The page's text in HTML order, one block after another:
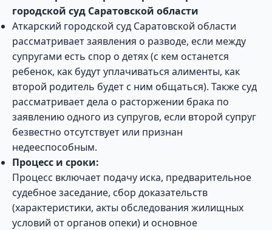
городской суд Саратовской области
Аткарский городской суд Саратовской области
рассматривает заявления о разводе, если между
супругами есть спор о детях (с кем останется
ребенок, как будут уплачиваться алименты, как
второй родитель будет с ним общаться). Также суд
рассматривает дела о расторжении брака по
заявлению одного из супругов, если второй супруг
безвестно отсутствует или признан
недееспособным.
Процесс и сроки:
Процесс включает подачу иска, предварительное
судебное заседание, сбор доказательств
(характеристики, акты обследования жилищных
условий от органов опеки) и основное